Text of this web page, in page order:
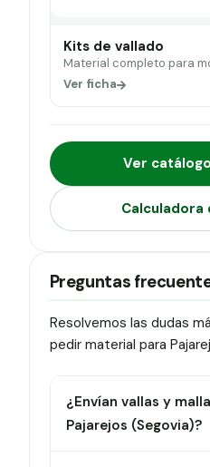
Kits de vallado
Material completo para
Ver ficha
Ver
Calculadora
Preguntas
Resolvemos las dudas
pedir material para
¿Envían vallas y
Pajarejos (Segovia)?